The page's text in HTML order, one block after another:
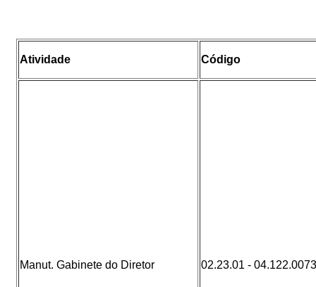
Atividade Código
Manut. Gabinete do Diretor 02.23.01 -